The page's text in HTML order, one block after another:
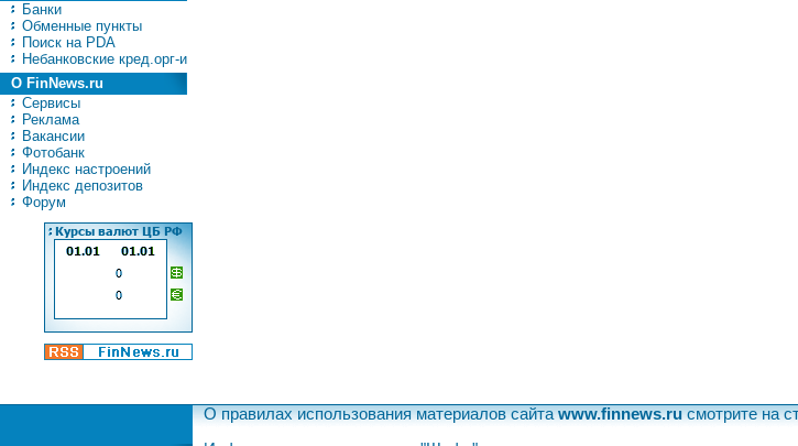
Банки
Обменные пункты
Поиск на PDA
Небанковские кред.орг-и
О FinNews.ru
Сервисы
Реклама
Вакансии
Фотобанк
Индекс настроений
Индекс депозитов
Форум
О правилах использования материалов сайтаwww.finnews.ruсмотрите на